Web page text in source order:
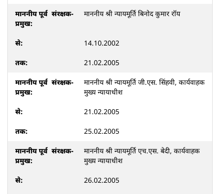
माननीय श्री न्यायमूर्ति बिनोद कुमार रॉय
14.10.2002
21.02.2005
माननीय श्री न्यायमूर्ति जी.एस. सिंहवी, कार्यवाहक
मुख्य न्यायाधीश
21.02.2005
25.02.2005
माननीय श्री न्यायमूर्ति एच.एस. बेदी, कार्यवाहक
मुख्य न्यायाधीश
26.02.2005